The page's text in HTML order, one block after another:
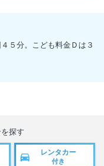
５分。こども料金Ｄは３
探す
レンタカー
付き